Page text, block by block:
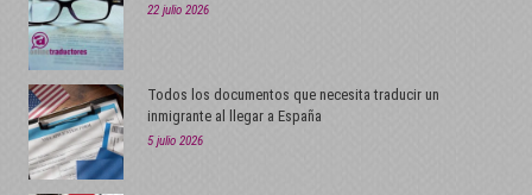
22 julio 2026
Todos los documentos que necesita traducir un
inmigrante al llegar a España
5 julio 2026